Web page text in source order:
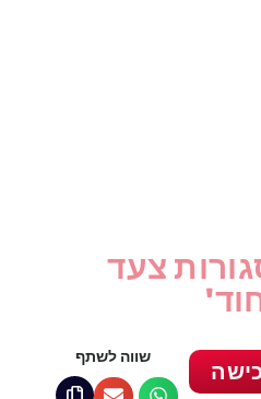
צעד
שווה לשתף